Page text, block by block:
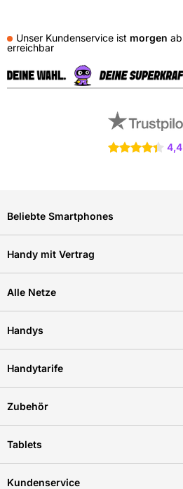
Unser Kundenservice ist morgen ab
erreichbar
4.4 Sterne 4,4
Beliebte Smartphones
Handy mit Vertrag
Alle Netze
Handys
Handytarife
Zubehör
Tablets
Kundenservice